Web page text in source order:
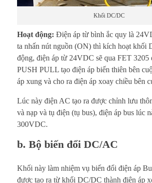
Khối DC/DC
Hoạt động: Điện áp từ bình ắc quy là
ta nhấn nút nguồn (ON) thì kích hoạt khối
động, điện áp từ 24VDC sẽ qua FET 3205
PUSH PULL tạo điện áp biến thiên bên
áp xung và cho ra điện áp xoay chiều bên
Lúc này điện AC tạo ra được chỉnh lưu
và nạp và tụ điện (tụ bus), điện áp bus lúc
300VDC.
b. Bộ biến đổi DC/AC
Khối này làm nhiệm vụ biến đổi điện áp
được tạo ra từ khối DC/DC thành điện áp